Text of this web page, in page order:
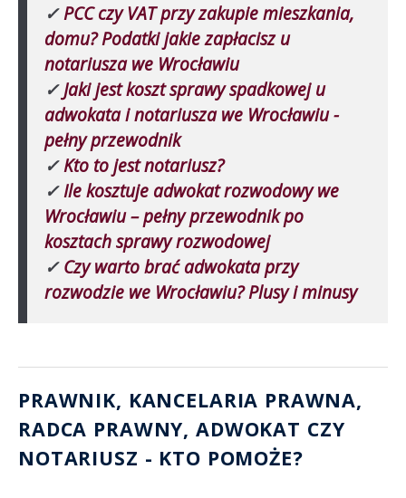
✓PCC czy VAT przy zakupie mieszkania,
domu? Podatki jakie zapłacisz u
notariusza we Wrocławiu
✓Jaki jest koszt sprawy spadkowej u
adwokata i notariusza we Wrocławiu -
pełny przewodnik
✓Kto to jest notariusz?
✓Ile kosztuje adwokat rozwodowy we
Wrocławiu – pełny przewodnik po
kosztach sprawy rozwodowej
✓Czy warto brać adwokata przy
rozwodzie we Wrocławiu? Plusy i minusy
PRAWNIK, KANCELARIA PRAWNA,
RADCA PRAWNY, ADWOKAT CZY
NOTARIUSZ - KTO POMOŻE?